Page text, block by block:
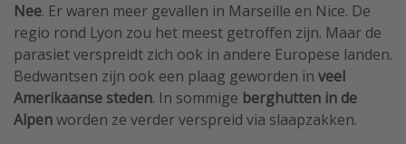
Nee. Er waren meer gevallen in Marseille en Nice. De
regio rond Lyon zou het meest getroffen zijn. Maar de
parasiet verspreidt zich ook in andere Europese landen.
Bedwantsen zijn ook een plaag geworden in veel
Amerikaanse steden. In sommige berghutten in de
Alpenworden ze verder verspreid via slaapzakken.